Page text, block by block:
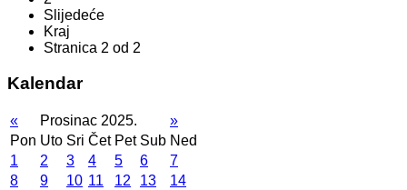
Slijedeće
Kraj
Stranica 2 od 2
Kalendar
« Prosinac 2025.
»
Pon Uto Sri Čet Pet Sub Ned
1
2 3 4 5 6
7
8
9 10 11 12 13
14